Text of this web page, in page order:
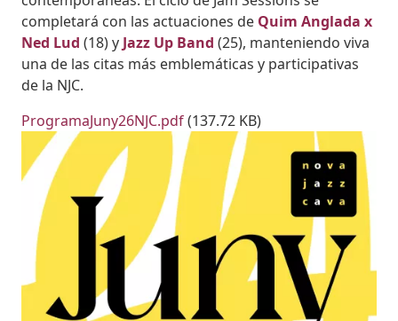
completará con las actuaciones de Quim Anglada x
Ned Lud (18) y Jazz Up Band (25), manteniendo viva
una de las citas más emblemáticas y participativas
de la NJC.
Adjunt
Documento
ProgramaJuny26NJC.pdf(137.72 KB)
Imatges
Imagen